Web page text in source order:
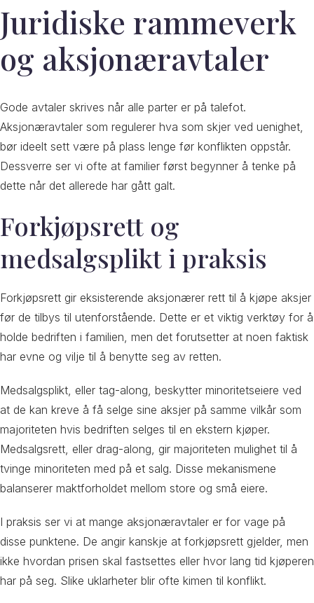
Juridiske rammeverk
og aksjonæravtaler
Gode avtaler skrives når alle parter er på talefot.
Aksjonæravtaler som regulerer hva som skjer ved uenighet,
bør ideelt sett være på plass lenge før konflikten oppstår.
Dessverre ser vi ofte at familier først begynner å tenke på
dette når det allerede har gått galt.
Forkjøpsrett og
medsalgsplikt i praksis
Forkjøpsrett gir eksisterende aksjonærer rett til å kjøpe aksjer
før de tilbys til utenforstående. Dette er et viktig verktøy for å
holde bedriften i familien, men det forutsetter at noen faktisk
har evne og vilje til å benytte seg av retten.
Medsalgsplikt, eller tag-along, beskytter minoritetseiere ved
at de kan kreve å få selge sine aksjer på samme vilkår som
majoriteten hvis bedriften selges til en ekstern kjøper.
Medsalgsrett, eller drag-along, gir majoriteten mulighet til å
tvinge minoriteten med på et salg. Disse mekanismene
balanserer maktforholdet mellom store og små eiere.
I praksis ser vi at mange aksjonæravtaler er for vage på
disse punktene. De angir kanskje at forkjøpsrett gjelder, men
ikke hvordan prisen skal fastsettes eller hvor lang tid kjøperen
har på seg. Slike uklarheter blir ofte kimen til konflikt.